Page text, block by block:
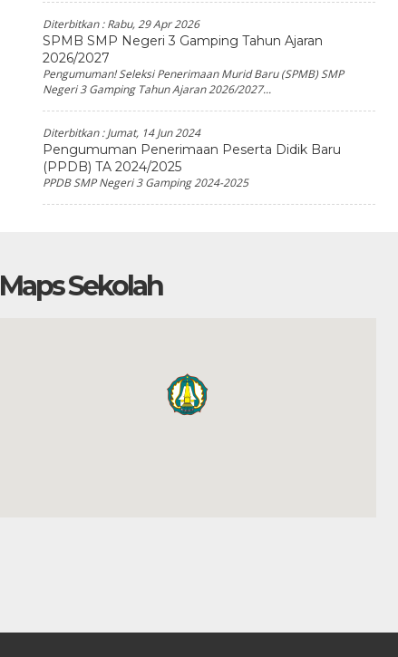
Diterbitkan :Rabu, 29 Apr 2026
SPMB SMP Negeri 3 Gamping Tahun Ajaran
2026/2027
Pengumuman! Seleksi Penerimaan Murid Baru (SPMB) SMP
Negeri 3 Gamping Tahun Ajaran 2026/2027...
Diterbitkan :Jumat, 14 Jun 2024
Pengumuman Penerimaan Peserta Didik Baru
(PPDB) TA 2024/2025
PPDB SMP Negeri 3 Gamping 2024-2025
Maps Sekolah